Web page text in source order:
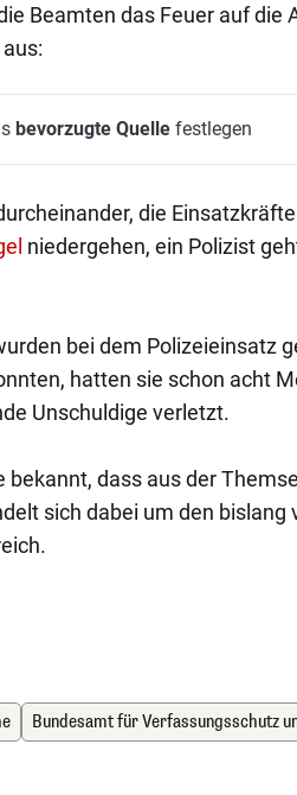
Beamten das Feuer auf die
bevorzugte Quellefestlegen
die
niedergehen, ein Polizist
bei dem Polizeieinsatz
hatten sie schon acht
Unschuldige verletzt.
dass aus der Themse
sich dabei um den bislang
Bundesamt für Verfassungsschutz